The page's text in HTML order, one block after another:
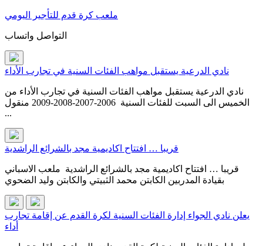
ملعب كرة قدم للتأجير اليومي
نادي الدرعية يستقبل مواهب الفئات السنية في تجارب الأداء
نادي الدرعية يستقبل مواهب الفئات السنية في تجارب الأداء من
الخميس الى السبت للفئات السنية 2006-2007-2008-2009 منقول
...
قريبا … افتتاح اكاديمية مجد بالشرائع الراشدية
قريبا … افتتاح اكاديمية مجد بالشرائع الراشدية ملعب الاسباني
يعلن نادي الجواء إدارة الفئات السنية لكرة القدم عن إقامة تجارب
أداء